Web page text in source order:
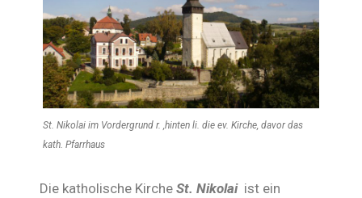
St. Nikolai im Vordergrund r. ,hinten li. die ev. Kirche, davor das
kath. Pfarrhaus
Die katholische Kirche St. Nikolai ist ein